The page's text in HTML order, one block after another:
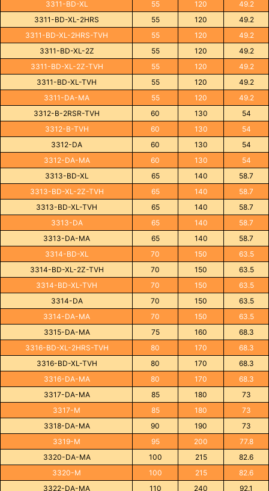
3311-BD-XL
55 120
49.2
3311-BD-XL-2HRS
55 120
49.2
3311-BD-XL-2HRS-TVH
55 120
49.2
3311-BD-XL-2Z
55 120
49.2
3311-BD-XL-2Z-TVH
55 120
49.2
3311-BD-XL-TVH
55 120
49.2
3311-DA-MA
55 120
49.2
3312-B-2RSR-TVH
60 130
54
3312-B-TVH
60 130
54
3312-DA
60 130
54
3312-DA-MA
60 130
54
3313-BD-XL
65 140
58.7
3313-BD-XL-2Z-TVH
65 140
58.7
3313-BD-XL-TVH
65 140
58.7
3313-DA
65 140
58.7
3313-DA-MA
65 140
58.7
3314-BD-XL
70 150
63.5
3314-BD-XL-2Z-TVH
70 150
63.5
3314-BD-XL-TVH
70 150
63.5
3314-DA
70 150
63.5
3314-DA-MA
70 150
63.5
3315-DA-MA
75 160
68.3
3316-BD-XL-2HRS-TVH
80 170
68.3
3316-BD-XL-TVH
80 170
68.3
3316-DA-MA
80 170
68.3
3317-DA-MA
85 180
73
3317-M
85 180
73
3318-DA-MA
90 190
73
3319-M
95 200
77.8
3320-DA-MA
100 215
82.6
3320-M
100 215
82.6
3322-DA-MA
110 240 92.1